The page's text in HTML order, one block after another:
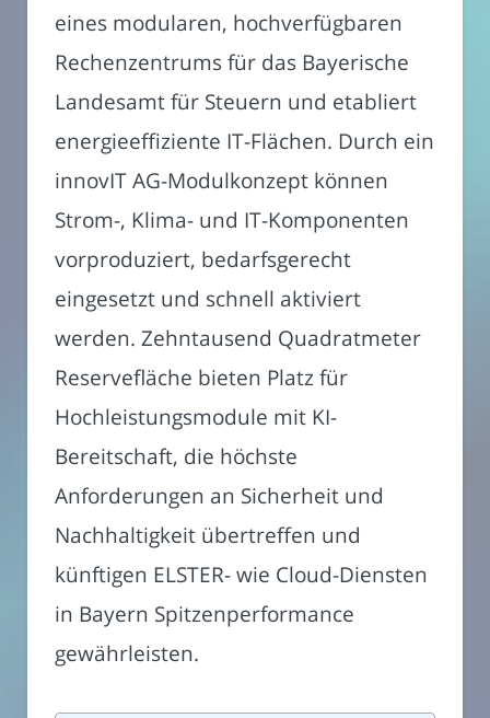
eines modularen, hochverfügbaren
Rechenzentrums für das Bayerische
Landesamt für Steuern und etabliert
energieeffiziente IT-Flächen. Durch ein
innovIT AG-Modulkonzept können
Strom-, Klima- und IT-Komponenten
vorproduziert, bedarfsgerecht
eingesetzt und schnell aktiviert
werden. Zehntausend Quadratmeter
Reservefläche bieten Platz für
Hochleistungsmodule mit KI-
Bereitschaft, die höchste
Anforderungen an Sicherheit und
Nachhaltigkeit übertreffen und
künftigen ELSTER- wie Cloud-Diensten
in Bayern Spitzenperformance
gewährleisten.